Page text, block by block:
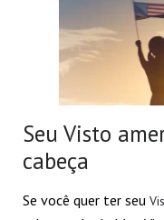
Seu Visto
cabeça
Se você quer ter seu